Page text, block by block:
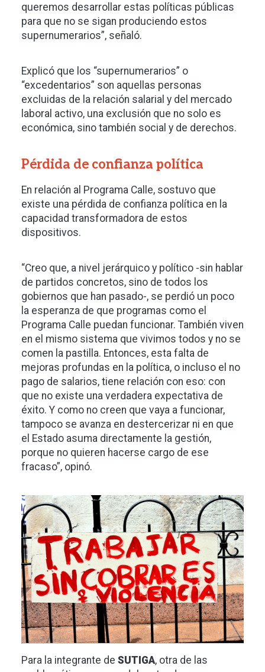
queremos desarrollar estas políticas públicas
para que no se sigan produciendo estos
supernumerarios”, señaló.
Explicó que los “supernumerarios” o
“excedentarios” son aquellas personas
excluidas de la relación salarial y del mercado
laboral activo, una exclusión que no solo es
económica, sino también social y de derechos.
Pérdida de confianza política
En relación al Programa Calle, sostuvo que
existe una pérdida de confianza política en la
capacidad transformadora de estos
dispositivos.
“Creo que, a nivel jerárquico y político -sin hablar
de partidos concretos, sino de todos los
gobiernos que han pasado-, se perdió un poco
la esperanza de que programas como el
Programa Calle puedan funcionar. También viven
en el mismo sistema que vivimos todos y no se
comen la pastilla. Entonces, esta falta de
mejoras profundas en la política, o incluso el no
pago de salarios, tiene relación con eso: con
que no existe una verdadera expectativa de
éxito. Y como no creen que vaya a funcionar,
tampoco se avanza en destercerizar ni en que
el Estado asuma directamente la gestión,
porque no quieren hacerse cargo de ese
fracaso”, opinó.
Imagen
Para la integrante de SUTIGA, otra de las